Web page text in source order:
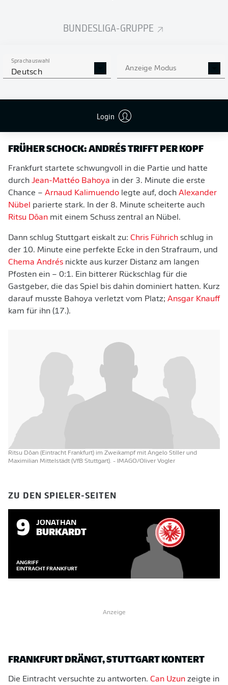
BUNDESLIGA-GRUPPE
Sprachauswahl
Deutsch Anzeige Modus
Login
Rasmus Kristensen (Eintracht Frankfurt) im Kopfballduell mit Angelo Stiller
(VfB Stuttgart) – ein intensiver Zweikampf im Mittelfeld.
FRÜHER SCHOCK: ANDRÉS TRIFFT PER KOPF
Frankfurt startete schwungvoll in die Partie und hatte
durch Jean-Mattéo Bahoya in der 3. Minute die erste
Chance – Arnaud Kalimuendo legte auf, doch Alexander
Nübel
parierte stark. In der 8. Minute scheiterte auch
Ritsu Dōan mit einem Schuss zentral an Nübel.
Dann schlug Stuttgart eiskalt zu: Chris Führich schlug in
der 10. Minute eine perfekte Ecke in den Strafraum, und
Chema Andrés nickte aus kurzer Distanz am langen
Pfosten ein – 0:1. Ein bitterer Rückschlag für die
Gastgeber, die das Spiel bis dahin dominiert hatten. Kurz
darauf musste Bahoya verletzt vom Platz; Ansgar Knauff
kam für ihn (17.).
Ritsu Dōan (Eintracht Frankfurt) im Zweikampf mit Angelo Stiller und
Maximilian Mittelstädt (VfB Stuttgart). - IMAGO/Oliver Vogler
ZU DEN SPIELER-SEITEN
9 JONATHAN
BURKARDT
ANGRIFF
EINTRACHT FRANKFURT
Anzeige
FRANKFURT DRÄNGT, STUTTGART KONTERT
Die Eintracht versuchte zu antworten. Can Uzun zeigte in